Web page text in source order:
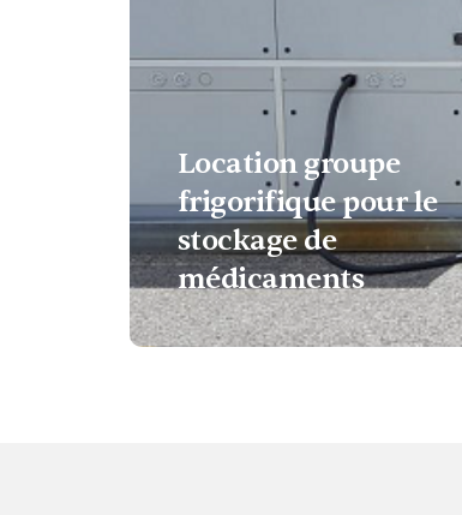
Location groupe
frigorifique pour le
stockage de
médicaments